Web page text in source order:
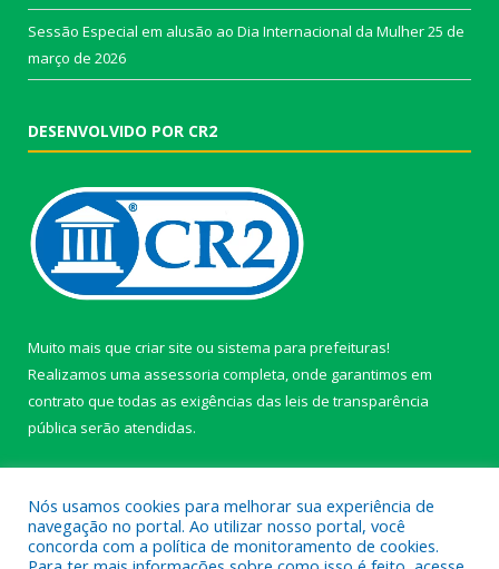
Sessão Especial em alusão ao Dia Internacional da Mulher25 de
março de 2026
DESENVOLVIDO POR CR2
Muito mais que criar site ou sistema para prefeituras!
Realizamos uma assessoria completa, onde garantimos em
contrato que todas as exigências das leis de transparência
pública serão atendidas.
Nós usamos cookies para melhorar sua experiência de
navegação no portal. Ao utilizar nosso portal, você
concorda com a política de monitoramento de cookies.